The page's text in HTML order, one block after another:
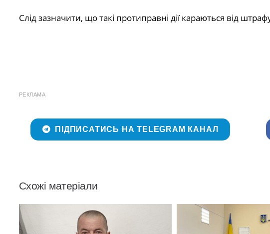
Слід зазначити, що такі протиправні дії караються від
РЕКЛАМА
ПІДПИСАТИСЬ НА TELEGRAM КАНАЛ
Схожі матеріали